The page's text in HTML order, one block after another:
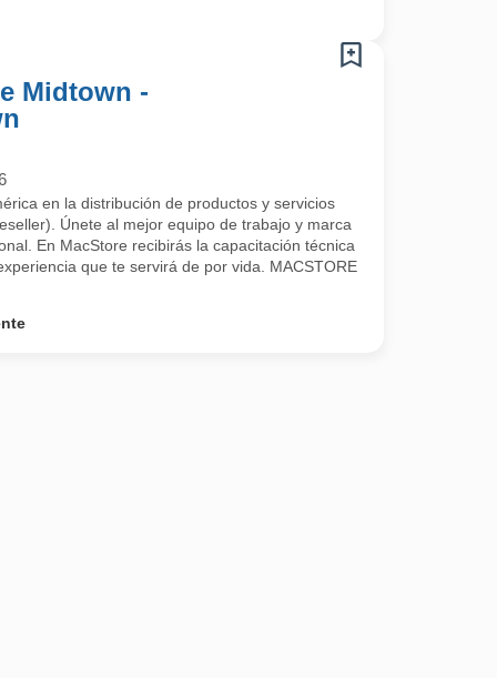
Midtown -
en la distribución de productos y servicios
Únete al mejor equipo de trabajo y marca
En MacStore recibirás la capacitación técnica
que te servirá de por vida. MACSTORE